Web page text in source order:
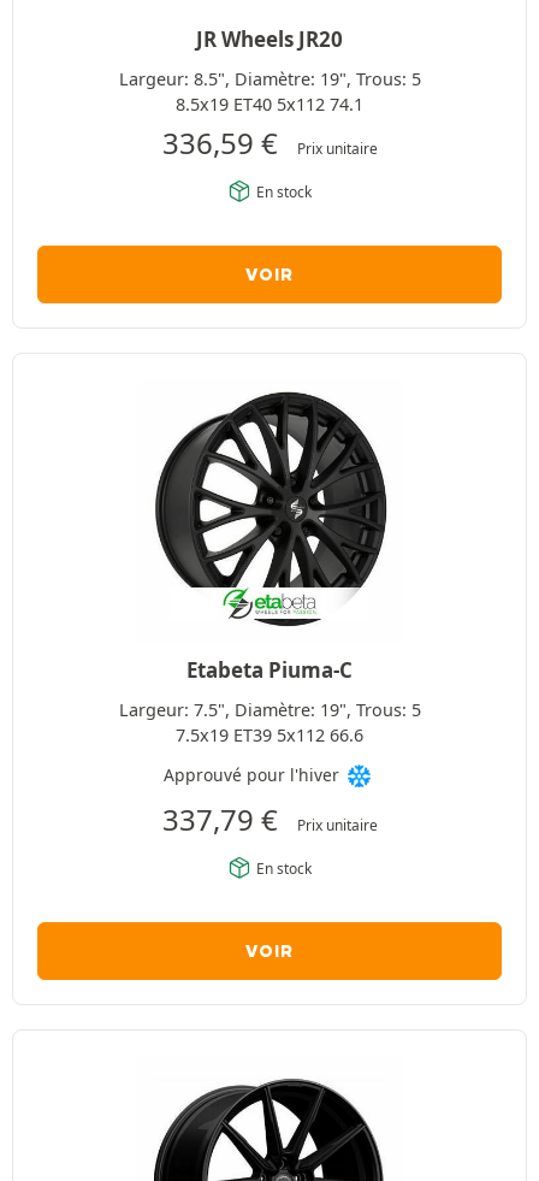
JR Wheels JR20
Largeur: 8.5", Diamètre: 19", Trous: 5
8.5x19 ET40 5x112 74.1
336,59 € Prix unitaire
En stock
VOIR
Etabeta Piuma-C
Largeur: 7.5", Diamètre: 19", Trous: 5
7.5x19 ET39 5x112 66.6
Approuvé pour l'hiver
337,79 € Prix unitaire
En stock
VOIR